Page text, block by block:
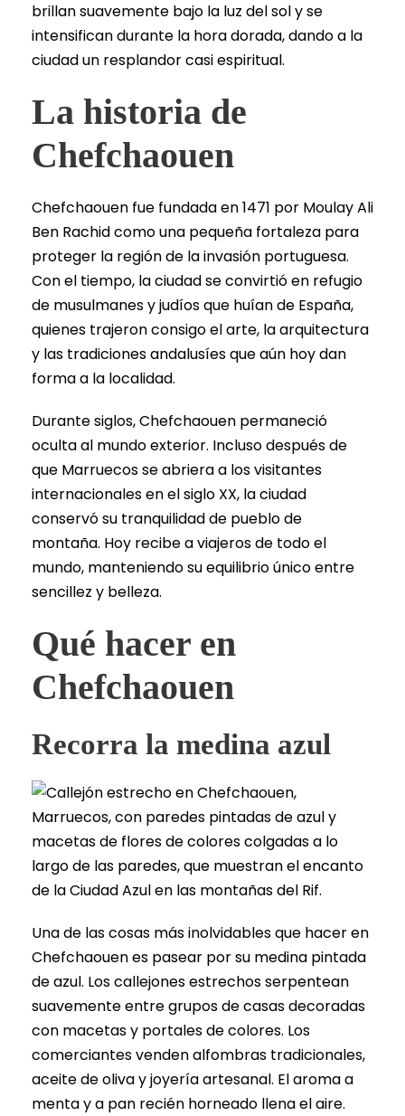
brillan suavemente bajo la luz del sol y se
intensifican durante la hora dorada, dando a la
ciudad un resplandor casi espiritual.
La historia de
Chefchaouen
Chefchaouen fue fundada en 1471 por Moulay Ali
Ben Rachid como una pequeña fortaleza para
proteger la región de la invasión portuguesa.
Con el tiempo, la ciudad se convirtió en refugio
de musulmanes y judíos que huían de España,
quienes trajeron consigo el arte, la arquitectura
y las tradiciones andalusíes que aún hoy dan
forma a la localidad.
Durante siglos, Chefchaouen permaneció
oculta al mundo exterior. Incluso después de
que Marruecos se abriera a los visitantes
internacionales en el siglo XX, la ciudad
conservó su tranquilidad de pueblo de
montaña. Hoy recibe a viajeros de todo el
mundo, manteniendo su equilibrio único entre
sencillez y belleza.
Qué hacer en
Chefchaouen
Recorra la medina azul
Una de las cosas más inolvidables que hacer en
Chefchaouen es pasear por su medina pintada
de azul. Los callejones estrechos serpentean
suavemente entre grupos de casas decoradas
con macetas y portales de colores. Los
comerciantes venden alfombras tradicionales,
aceite de oliva y joyería artesanal. El aroma a
menta y a pan recién horneado llena el aire.